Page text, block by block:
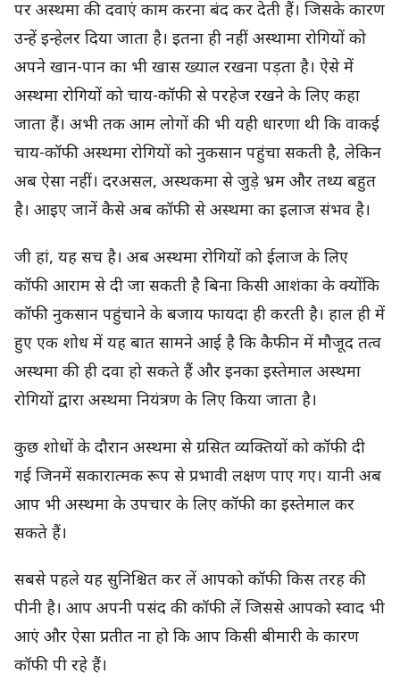
पर अस्थमा की दवाएं काम करना बंद कर देती हैं। जिसके कारण
उन्हें इन्हेलर दिया जाता है। इतना ही नहीं अस्थामा रोगियों को
अपने खान-पान का भी खास ख्याल रखना पड़ता है। ऐसे में
अस्थमा रोगियों को चाय-कॉफी से परहेज रखने के लिए कहा
जाता हैं। अभी तक आम लोगों की भी यही धारणा थी कि वाकई
चाय-कॉफी अस्थमा रोगियों को नुकसान पहुंचा सकती है, लेकिन
अब ऐसा नहीं। दरअसल, अस्थकमा से जुड़े भ्रम और तथ्य बहुत
है। आइए जानें कैसे अब कॉफी से अस्थमा का इलाज संभव है।
जी हां, यह सच है। अब अस्थमा रोगियों को ईलाज के लिए
कॉफी आराम से दी जा सकती है बिना किसी आशंका के क्योंकि
कॉफी नुकसान पहुंचाने के बजाय फायदा ही करती है। हाल ही में
हुए एक शोध में यह बात सामने आई है कि कैफीन में मौजूद तत्व
अस्थमा की ही दवा हो सकते हैं और इनका इस्तेमाल अस्थमा
रोगियों द्वारा अस्थमा नियंत्रण के लिए किया जाता है।
कुछ शोधों के दौरान अस्थमा से ग्रसित व्यक्तियों को कॉफी दी
गई जिनमें सकारात्मक रूप से प्रभावी लक्षण पाए गए। यानी अब
आप भी अस्थमा के उपचार के लिए कॉफी का इस्तेमाल कर
सकते हैं।
सबसे पहले यह सुनिश्चित कर लें आपको कॉफी किस तरह की
पीनी है। आप अपनी पसंद की कॉफी लें जिससे आपको स्वाद भी
आएं और ऐसा प्रतीत ना हो कि आप किसी बीमारी के कारण
कॉफी पी रहे हैं।